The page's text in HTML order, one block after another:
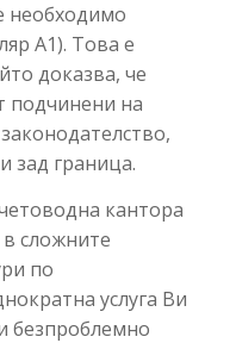
необходимо
А1). Това е
доказва, че
подчинени на
зад граница.
кантора
сложните
по
услуга Ви
безпроблемно